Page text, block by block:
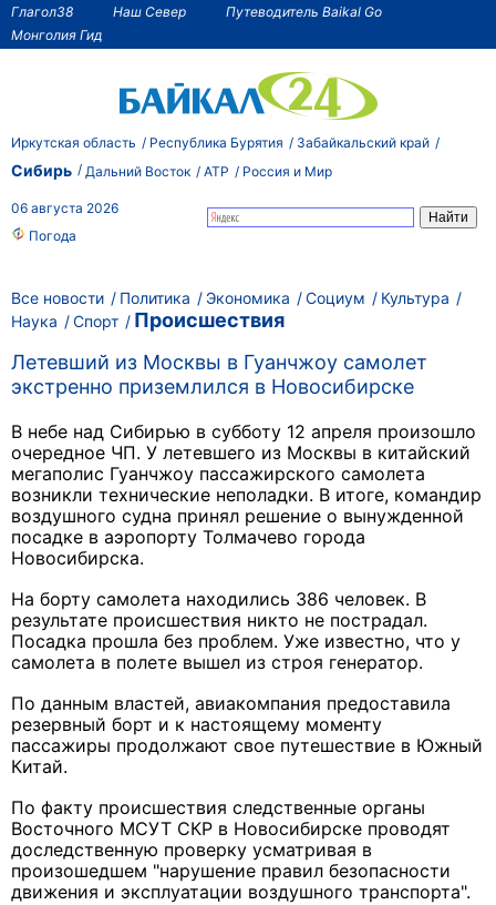
Глагол38 Наш Север
Путеводитель Baikal Go
Монголия Гид
Иркутская область Республика Бурятия Забайкальский край
Сибирь Дальний Восток АТР Россия и Мир
06 августа 2026
Погода
Все новости Политика Экономика Социум
Культура
Наука
Спорт
Происшествия
Летевший из Москвы в Гуанчжоу самолет
экстренно приземлился в Новосибирске
В небе над Сибирью в субботу 12 апреля произошло
очередное ЧП. У летевшего из Москвы в китайский
мегаполис Гуанчжоу пассажирского самолета
возникли технические неполадки. В итоге, командир
воздушного судна принял решение о вынужденной
посадке в аэропорту Толмачево города
Новосибирска.
На борту самолета находились 386 человек. В
результате происшествия никто не пострадал.
Посадка прошла без проблем. Уже известно, что у
самолета в полете вышел из строя генератор.
По данным властей, авиакомпания предоставила
резервный борт и к настоящему моменту
пассажиры продолжают свое путешествие в Южный
Китай.
По факту происшествия следственные органы
Восточного МСУТ СКР в Новосибирске проводят
доследственную проверку усматривая в
произошедшем "нарушение правил безопасности
движения и эксплуатации воздушного транспорта".